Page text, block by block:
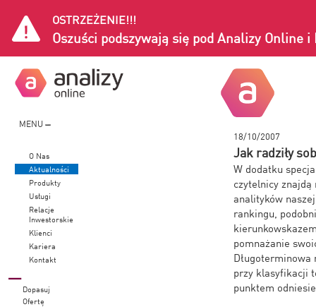
OSTRZEŻENIE!!!
Oszuści podszywają się pod Analizy Online i
MENU
O Nas
Aktualności
Produkty
Usługi
Relacje
Inwestorskie
Klienci
Kariera
Kontakt
Dopasuj
Ofertę
18/10/2007
Jak radziły
W dodatku
czytelnicy
analityków
rankingu,
pomnażanie
przy klasyfikacji
punktem